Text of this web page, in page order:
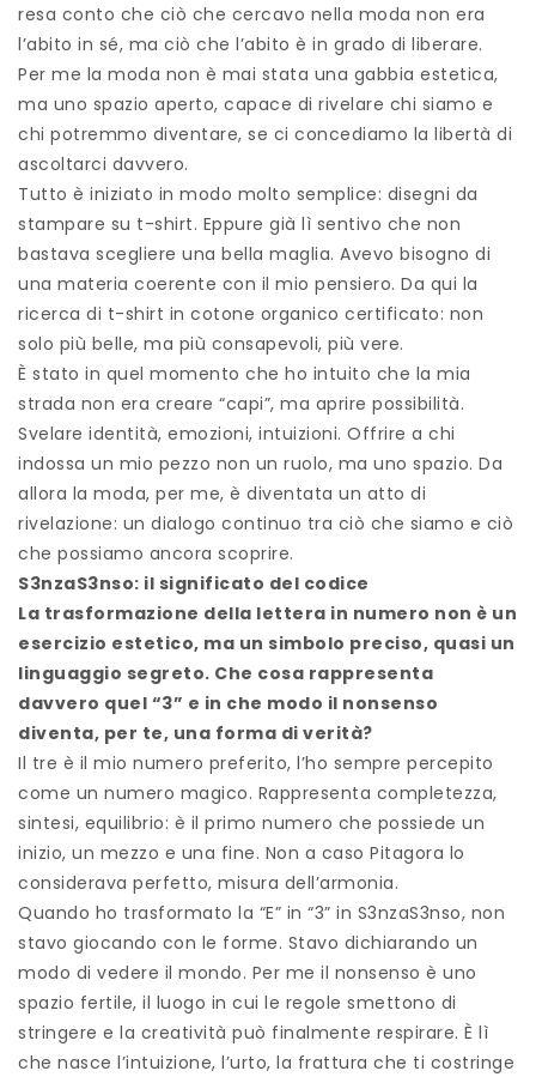
resa conto che ciò che cercavo nella moda non era
l’abito in sé, ma ciò che l’abito è in grado di liberare.
Per me la moda non è mai stata una gabbia estetica,
ma uno spazio aperto, capace di rivelare chi siamo e
chi potremmo diventare, se ci concediamo la libertà di
ascoltarci davvero.
Tutto è iniziato in modo molto semplice: disegni da
stampare su t-shirt. Eppure già lì sentivo che non
bastava scegliere una bella maglia. Avevo bisogno di
una materia coerente con il mio pensiero. Da qui la
ricerca di t-shirt in cotone organico certificato: non
solo più belle, ma più consapevoli, più vere.
È stato in quel momento che ho intuito che la mia
strada non era creare “capi”, ma aprire possibilità.
Svelare identità, emozioni, intuizioni. Offrire a chi
indossa un mio pezzo non un ruolo, ma uno spazio. Da
allora la moda, per me, è diventata un atto di
rivelazione: un dialogo continuo tra ciò che siamo e ciò
che possiamo ancora scoprire.
S3nzaS3nso: il significato del codice
La trasformazione della lettera in numero non è un
esercizio estetico, ma un simbolo preciso, quasi un
linguaggio segreto. Che cosa rappresenta
davvero quel “3” e in che modo il nonsenso
diventa, per te, una forma di verità?
Il tre è il mio numero preferito, l’ho sempre percepito
come un numero magico. Rappresenta completezza,
sintesi, equilibrio: è il primo numero che possiede un
inizio, un mezzo e una fine. Non a caso Pitagora lo
considerava perfetto, misura dell’armonia.
Quando ho trasformato la “E” in “3” in S3nzaS3nso, non
stavo giocando con le forme. Stavo dichiarando un
modo di vedere il mondo. Per me il nonsenso è uno
spazio fertile, il luogo in cui le regole smettono di
stringere e la creatività può finalmente respirare. È lì
che nasce l’intuizione, l’urto, la frattura che ti costringe